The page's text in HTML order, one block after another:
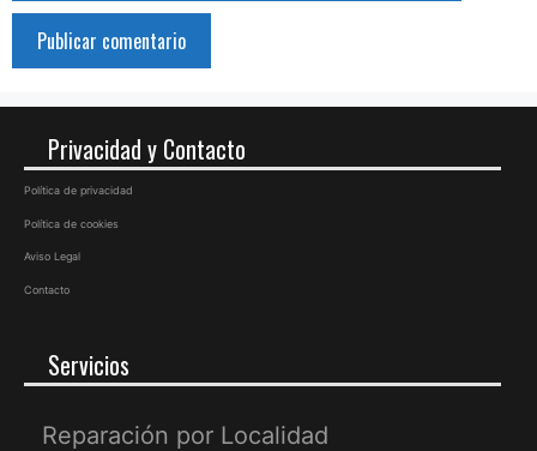
Privacidad y Contacto
Política de privacidad
Política de cookies
Aviso Legal
Contacto
Servicios
Reparación por Localidad